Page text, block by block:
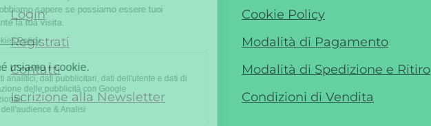
Login
Registrati
Contatti
Iscrizione alla Newsletter
Cookie Policy
Modalità di Pagamento
Modalità di Spedizione e Ritiro
Condizioni di Vendita